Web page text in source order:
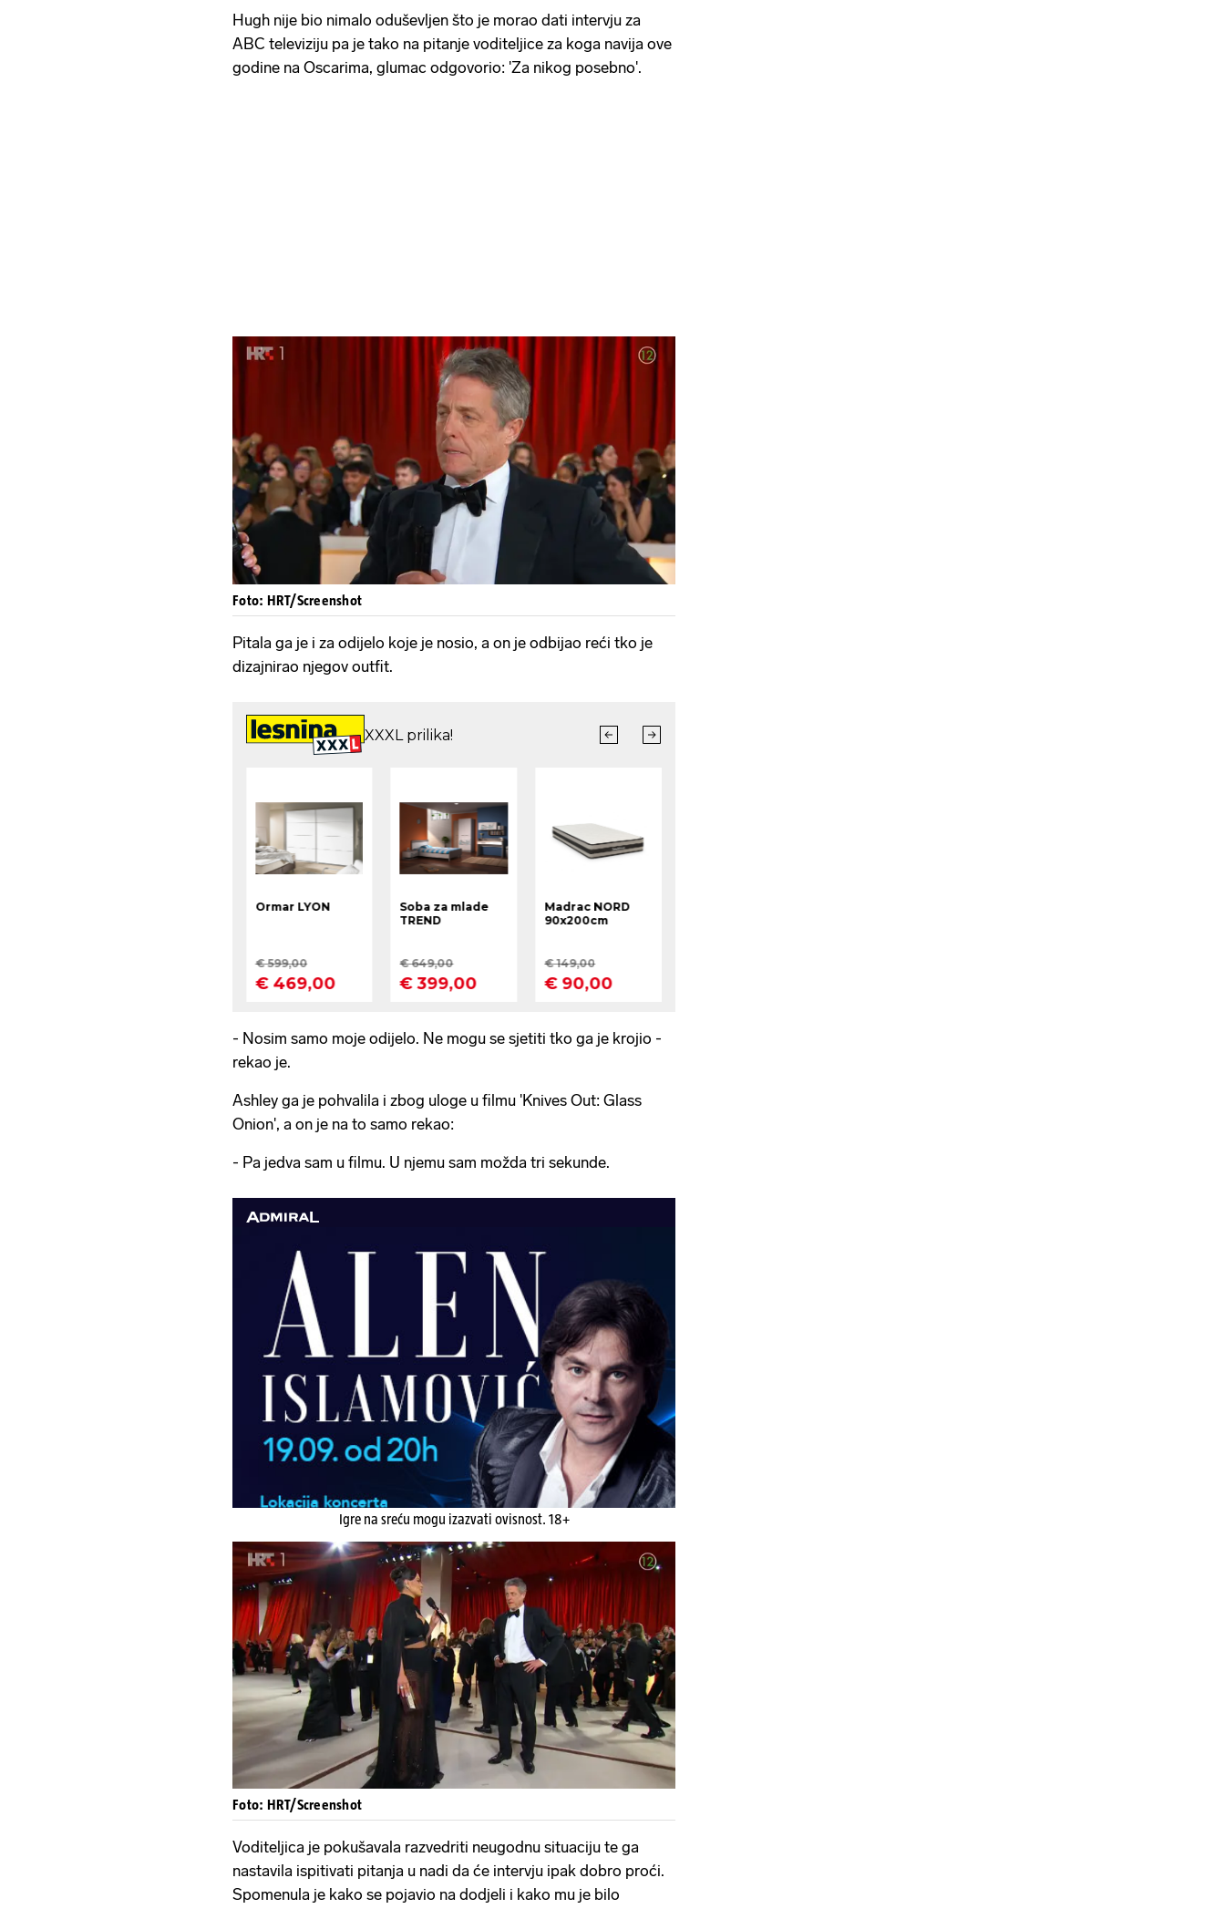
Hugh nije bio nimalo oduševljen što je morao dati intervju za
ABC televiziju pa je tako na pitanje voditeljice za koga navija ove
godine na Oscarima, glumac odgovorio: 'Za nikog posebno'.
Foto: HRT/Screenshot
Pitala ga je i za odijelo koje je nosio, a on je odbijao reći tko je
dizajnirao njegov outfit.
- Nosim samo moje odijelo. Ne mogu se sjetiti tko ga je krojio -
rekao je.
Ashley ga je pohvalila i zbog uloge u filmu 'Knives Out: Glass
Onion', a on je na to samo rekao:
- Pa jedva sam u filmu. U njemu sam možda tri sekunde.
Igre na sreću mogu izazvati ovisnost. 18+
Foto: HRT/Screenshot
Voditeljica je pokušavala razvedriti neugodnu situaciju te ga
nastavila ispitivati pitanja u nadi da će intervju ipak dobro proći.
Spomenula je kako se pojavio na dodjeli i kako mu je bilo